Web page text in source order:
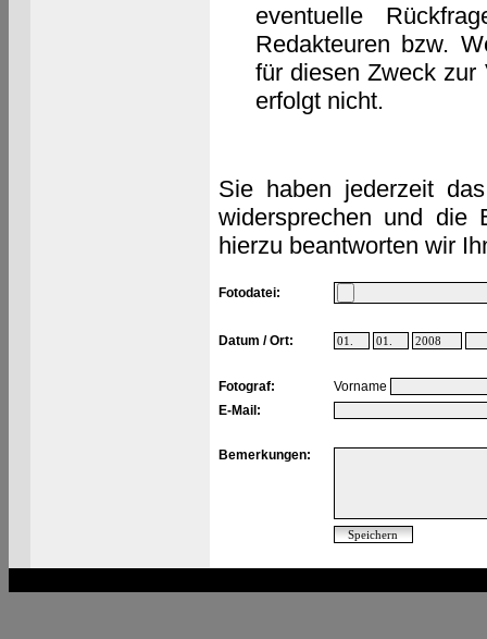
eventuelle
Redakteuren bzw.
für diesen Zweck zur
erfolgt nicht.
Sie haben jederzeit
widersprechen und die
hierzu beantworten wir
Fotodatei:
Datum / Ort:
Fotograf:
Vorname
E-Mail:
Bemerkungen: